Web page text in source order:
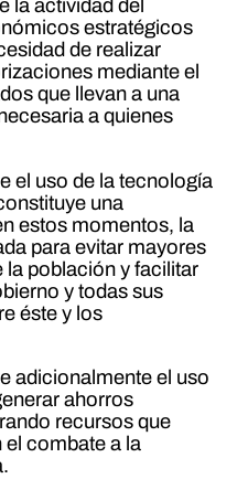
la actividad del
estratégicos
de realizar
mediante el
que llevan a una
a quienes
el uso de la tecnología
una
estos momentos, la
para evitar mayores
la población y facilitar
y todas sus
éste y los
adicionalmente el uso
ahorros
recursos que
el combate a la